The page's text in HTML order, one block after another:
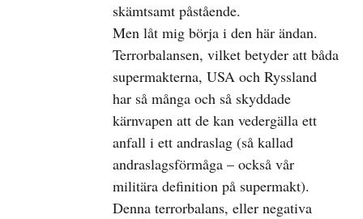
skämtsamt påstående.
Men låt mig börja i den här ändan.
Terrorbalansen, vilket betyder att båda
supermakterna, USA och Ryssland
har så många och så skyddade
kärnvapen att de kan vedergälla ett
anfall i ett andraslag (så kallad
andraslagsförmåga – också vår
militära definition på supermakt).
Denna terrorbalans, eller negativa